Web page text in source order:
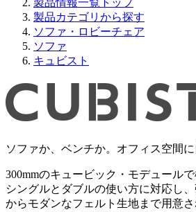
製品カテゴリから探す
ソファ・ロビーチェア
ソファ
キュビスト
ソファか、ベンチか。オフィス空間に
300mmのキュービック・モデュール
シングルとダブルの使い方に対応し
からモダンなフェルト生地まで用意